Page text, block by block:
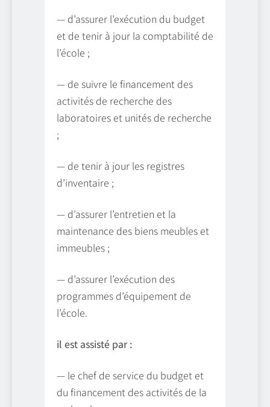
— d’assurer l’exécution du budget
et de tenir à jour la comptabilité de
l’école ;
— de suivre le financement des
activités de recherche des
laboratoires et unités de recherche
;
— de tenir à jour les registres
d’inventaire ;
— d’assurer l’entretien et la
maintenance des biens meubles et
immeubles ;
— d’assurer l’exécution des
programmes d’équipement de
l’école.
il est assisté par :
— le chef de service du budget et
du financement des activités de la